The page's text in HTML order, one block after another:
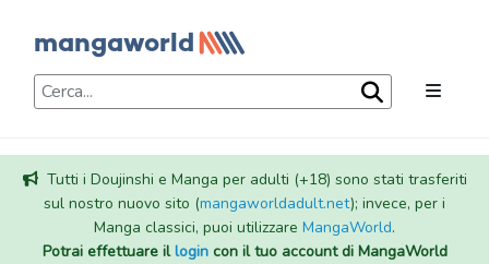
Tutti i Doujinshi e Manga per adulti (+18) sono stati trasferiti
sul nostro nuovo sito (mangaworldadult.net); invece, per i
Manga classici, puoi utilizzare MangaWorld.
Potrai effettuare illogincon il tuo account di MangaWorld